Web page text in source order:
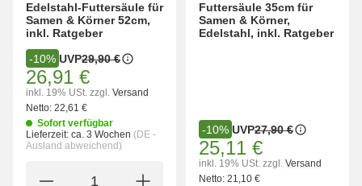
Edelstahl-Futtersäule für
Samen & Körner 52cm,
inkl. Ratgeber
-10% UVP29,90 €
26,91 €
inkl. 19% USt. zzgl. Versand
Netto: 22,61 €
Sofort verfügbar
Lieferzeit: ca. 3 Wochen (DE -
Ausland abweichend)
Futtersäule 35cm für
Samen & Körner,
Edelstahl, inkl. Ratgeber
-10% UVP27,90 €
25,11 €
inkl. 19% USt. zzgl. Versand
Netto: 21,10 €